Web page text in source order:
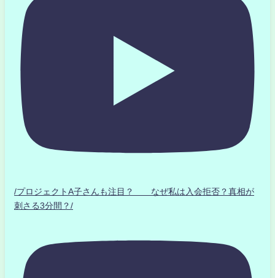
/プロジェクトA子さんも注目？ なぜ私は入会拒否？真相が
刺さる3分間？/